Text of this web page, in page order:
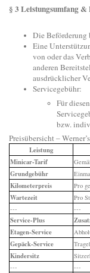
§ 3 Leistungsumfang
Die Beförderung
Eine
von oder das
anderen
ausdrücklicher
Servicegebühr:
Für
bzw.
Preisübersicht –
Leistung
Minicar-Tarif
Grundgebühr
Kilometerpreis Pro
Wartezeit Pro
---
---
Service-Plus
Etagen-Service
Gepäck-Service
Kindersitz
---
---